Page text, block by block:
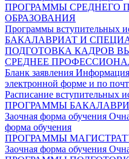
ПРОГРАММЫ СРЕДНЕГО
ОБРАЗОВАНИЯ
Программы вступительных
БАКАЛАВРИАТ И
ПОДГОТОВКА КАДРОВ
СРЕДНЕЕ
Бланк заявления
электронной форме и по
Расписание вступительных
ПРОГРАММЫ
Заочная форма обучения
форма обучения
ПРОГРАММЫ
Заочная форма обучения